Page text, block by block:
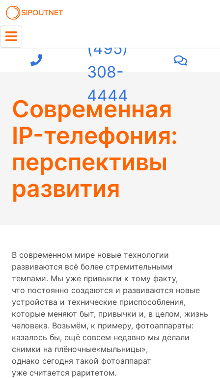
(495)
308-
4444
Современная
IP-телефония:
перспективы
развития
В современном мире новые технологии
развиваются всё более стремительными
темпами. Мы уже привыкли к тому факту,
что постоянно создаются и развиваются новые
устройства и технические приспособления,
которые меняют быт, привычки и, в целом, жизнь
человека. Возьмём, к примеру, фотоаппараты:
казалось бы, ещё совсем недавно мы делали
снимки на плёночные«мыльницы»,
однако сегодня такой фотоаппарат
уже считается раритетом.